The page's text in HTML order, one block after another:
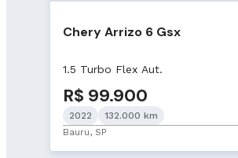
Chery Arrizo 6 Gsx
1.5 Turbo Flex Aut.
R$ 99.900
2022
132.000 km
Bauru, SP